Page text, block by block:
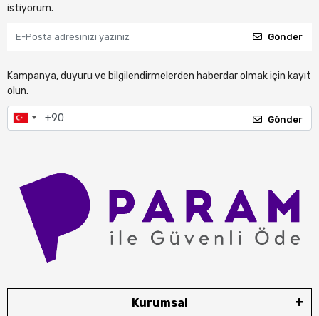
istiyorum.
Gönder
Kampanya, duyuru ve bilgilendirmelerden haberdar olmak için kayıt
olun.
Gönder
Kurumsal